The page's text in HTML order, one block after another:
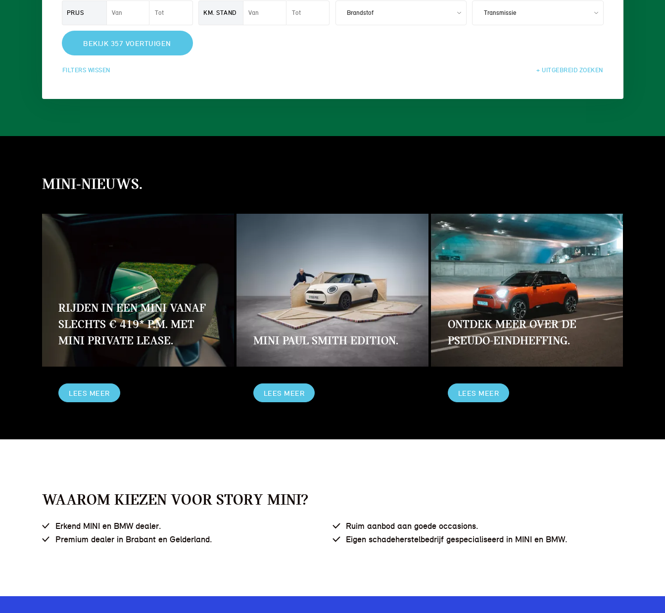
PRIJS KM. STAND
BEKIJK 357 VOERTUIGEN
FILTERS WISSEN + UITGEBREID ZOEKEN
MINI-NIEUWS.
RIJDEN IN EEN MINI VANAF
SLECHTS € 419* P.M. MET
MINI PRIVATE LEASE.
LEES MEER
MINI PAUL SMITH EDITION.
LEES MEER
ONTDEK MEER OVER DE
PSEUDO-EINDHEFFING.
LEES MEER
WAAROM KIEZEN VOOR STORY MINI?
Erkend MINI en BMW dealer.
Ruim aanbod aan goede occasions.
Premium dealer in Brabant en Gelderland.
Eigen schadeherstelbedrijf gespecialiseerd in MINI en BMW.